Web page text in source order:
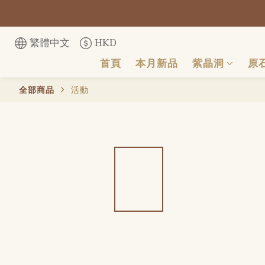
繁體中文
HKD
首頁
本月新品 紫晶洞 原
全部商品 活動